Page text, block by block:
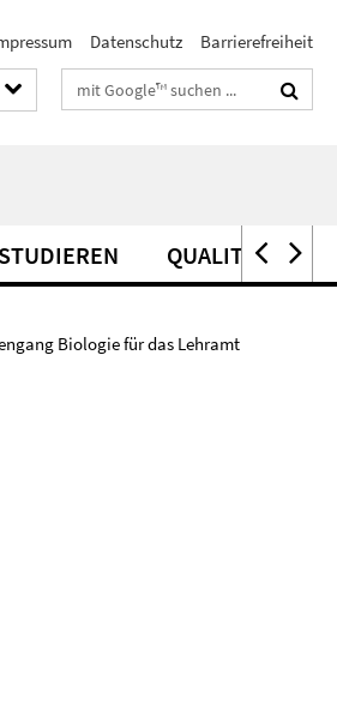
Datenschutz Barrierefreiheit
Suchbegriffe
Biologie für das Lehramt